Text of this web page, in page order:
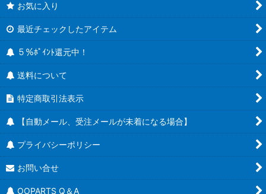
お気に入り
最近チェックしたアイテム
５％ﾎﾟｲﾝﾄ還元中！
送料について
特定商取引法表示
【自動メール、受注メールが未着になる場合】
プライバシーポリシー
お問い合せ
OOPARTS Q＆A